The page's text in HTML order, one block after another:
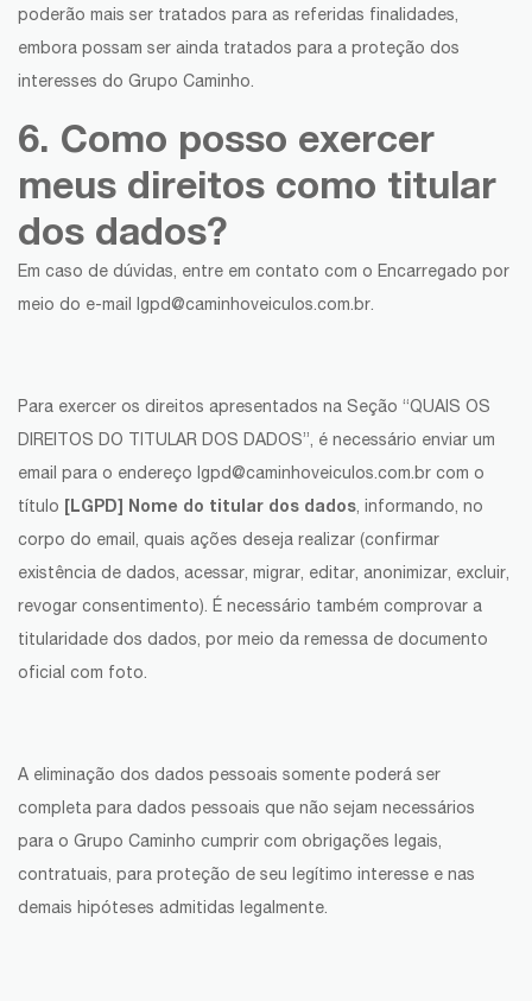
poderão mais ser tratados para as referidas finalidades,
embora possam ser ainda tratados para a proteção dos
interesses do Grupo Caminho.
6. Como posso exercer
meus direitos como titular
dos dados?
Em caso de dúvidas, entre em contato com o Encarregado por
meio do e-mail lgpd@caminhoveiculos.com.br.
Para exercer os direitos apresentados na Seção “QUAIS OS
DIREITOS DO TITULAR DOS DADOS”, é necessário enviar um
email para o endereço lgpd@caminhoveiculos.com.br com o
título [LGPD] Nome do titular dos dados , informando, no
corpo do email, quais ações deseja realizar (confirmar
existência de dados, acessar, migrar, editar, anonimizar, excluir,
revogar consentimento). É necessário também comprovar a
titularidade dos dados, por meio da remessa de documento
oficial com foto.
A eliminação dos dados pessoais somente poderá ser
completa para dados pessoais que não sejam necessários
para o Grupo Caminho cumprir com obrigações legais,
contratuais, para proteção de seu legítimo interesse e nas
demais hipóteses admitidas legalmente.